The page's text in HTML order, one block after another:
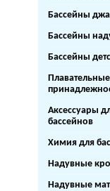
Бассейны
Бассейны
Бассейны
Плавательные
Аксессуары
бассейнов
Химия для
Надувные
Надувные